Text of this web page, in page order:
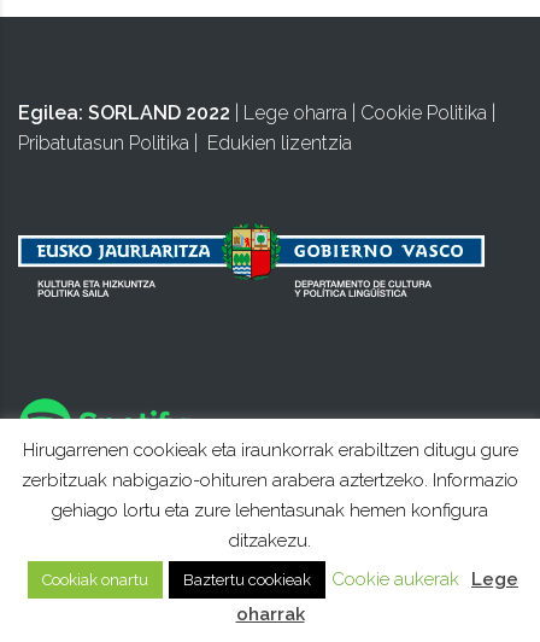
Egilea: SORLAND 2022 Lege oharra Cookie Politika
Pribatutasun Politika
Edukien lizentzia
Hirugarrenen cookieak eta iraunkorrak erabiltzen ditugu gure
zerbitzuak nabigazio-ohituren arabera aztertzeko. Informazio
gehiago lortu eta zure lehentasunak hemen konfigura
ditzakezu.
Cookiak onartu Baztertu cookieak Cookie aukerak
Lege
oharrak